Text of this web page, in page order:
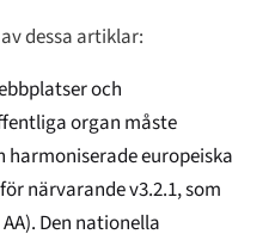
dessa artiklar:
och
organ måste
harmoniserade europeiska
närvarande v3.2.1, som
Den nationella